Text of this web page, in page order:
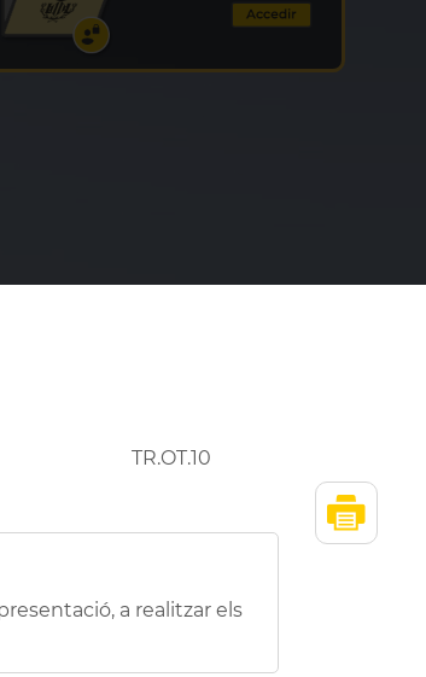
TR.OT.10
a realitzar els